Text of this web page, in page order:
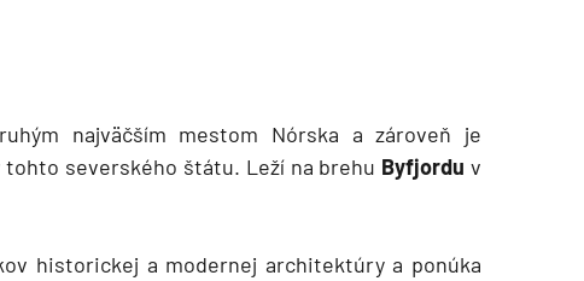
najväčším mestom Nórska a zároveň je
severského štátu. Leží na brehu Byfjordu v
historickej a modernej architektúry a ponúka